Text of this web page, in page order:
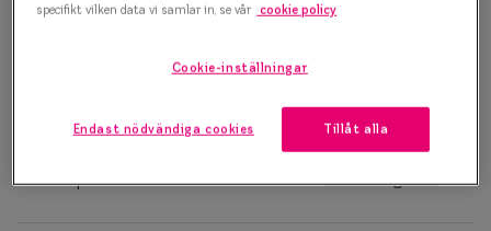
Trender
120-126 mm
Osäker på vilken storlek du har? Se vår Storleksguide
specifikt vilken data vi samlar in, se vår cookie policy
Cookie-inställningar
Endast nödvändiga cookies Tillåt alla